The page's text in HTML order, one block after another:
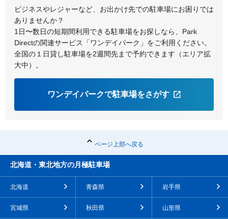
ビジネスやレジャーなど、お出かけ先での駐車場にお困りでは
ありませんか？
1日〜数日の短期間利用できる駐車場をお探しなら、Park
Directの関連サービス「ワンデイパーク」をご利用ください。
全国の１日貸し駐車場を2週間先まで予約できます（エリア拡
大中）。
ワンデイパークで駐車場をさがす
ページ上部へ戻る
北海道・東北地方の月極駐車場
北海道 青森県 岩手県
宮城県 秋田県 山形県